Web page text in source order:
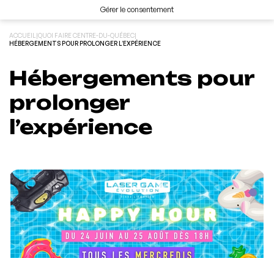
Gérer le consentement
ACCUEIL |QUOI FAIRE CENTRE-DU-QUÉBEC|
HÉBERGEMENTS POUR PROLONGER L’EXPÉRIENCE
Hébergements pour
prolonger
l’expérience